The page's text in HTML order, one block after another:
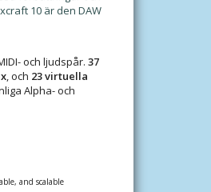
10 är den DAW
och ljudspår. 37
, och 23 virtuella
Alpha- och
and scalable